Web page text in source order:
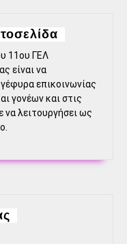
11ου ΓΕΛ
είναι να
επικοινωνίας
γονέων και στις
να λειτουργήσει ως